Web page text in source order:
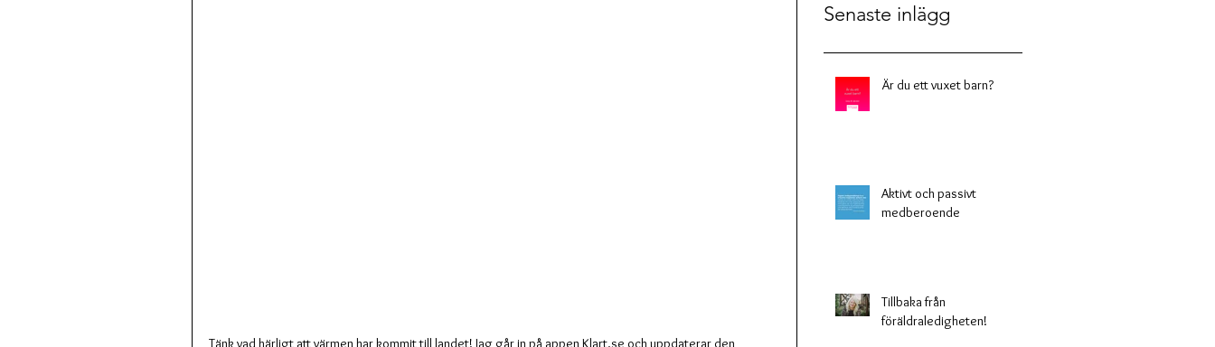
Tänk vad härligt att värmen har kommit till landet! Jag går in på appen Klart.se och uppdaterar den
Senaste inlägg
Är du ett vuxet barn?
Aktivt och passivt
medberoende
Tillbaka från
föräldraledigheten!